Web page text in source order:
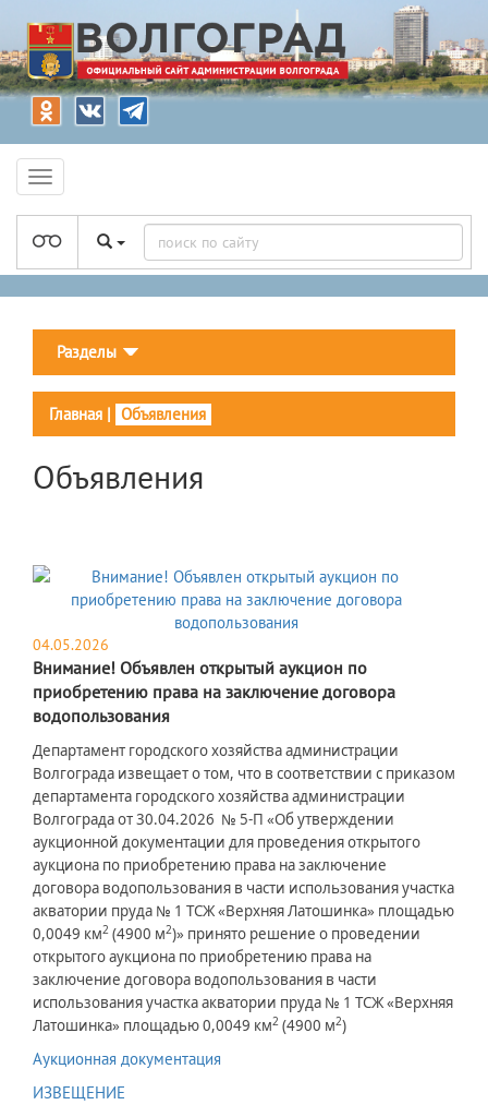
Разделы
Главная | Объявления
Объявления
04.05.2026
Внимание! Объявлен открытый аукцион по
приобретению права на заключение договора
водопользования
Департамент городского хозяйства администрации
Волгограда извещает о том, что в соответствии с приказом
департамента городского хозяйства администрации
Волгограда от 30.04.2026 № 5-П «Об утверждении
аукционной документации для проведения открытого
аукциона по приобретению права на заключение
договора водопользования в части использования участка
акватории пруда № 1 ТСЖ «Верхняя Латошинка» площадью
0,0049 км2 (4900 м2)» принято решение о проведении
открытого аукциона по приобретению права на
заключение договора водопользования в части
использования участка акватории пруда № 1 ТСЖ «Верхняя
Латошинка» площадью 0,0049 км2 (4900 м2)
Аукционная документация
ИЗВЕЩЕНИЕ